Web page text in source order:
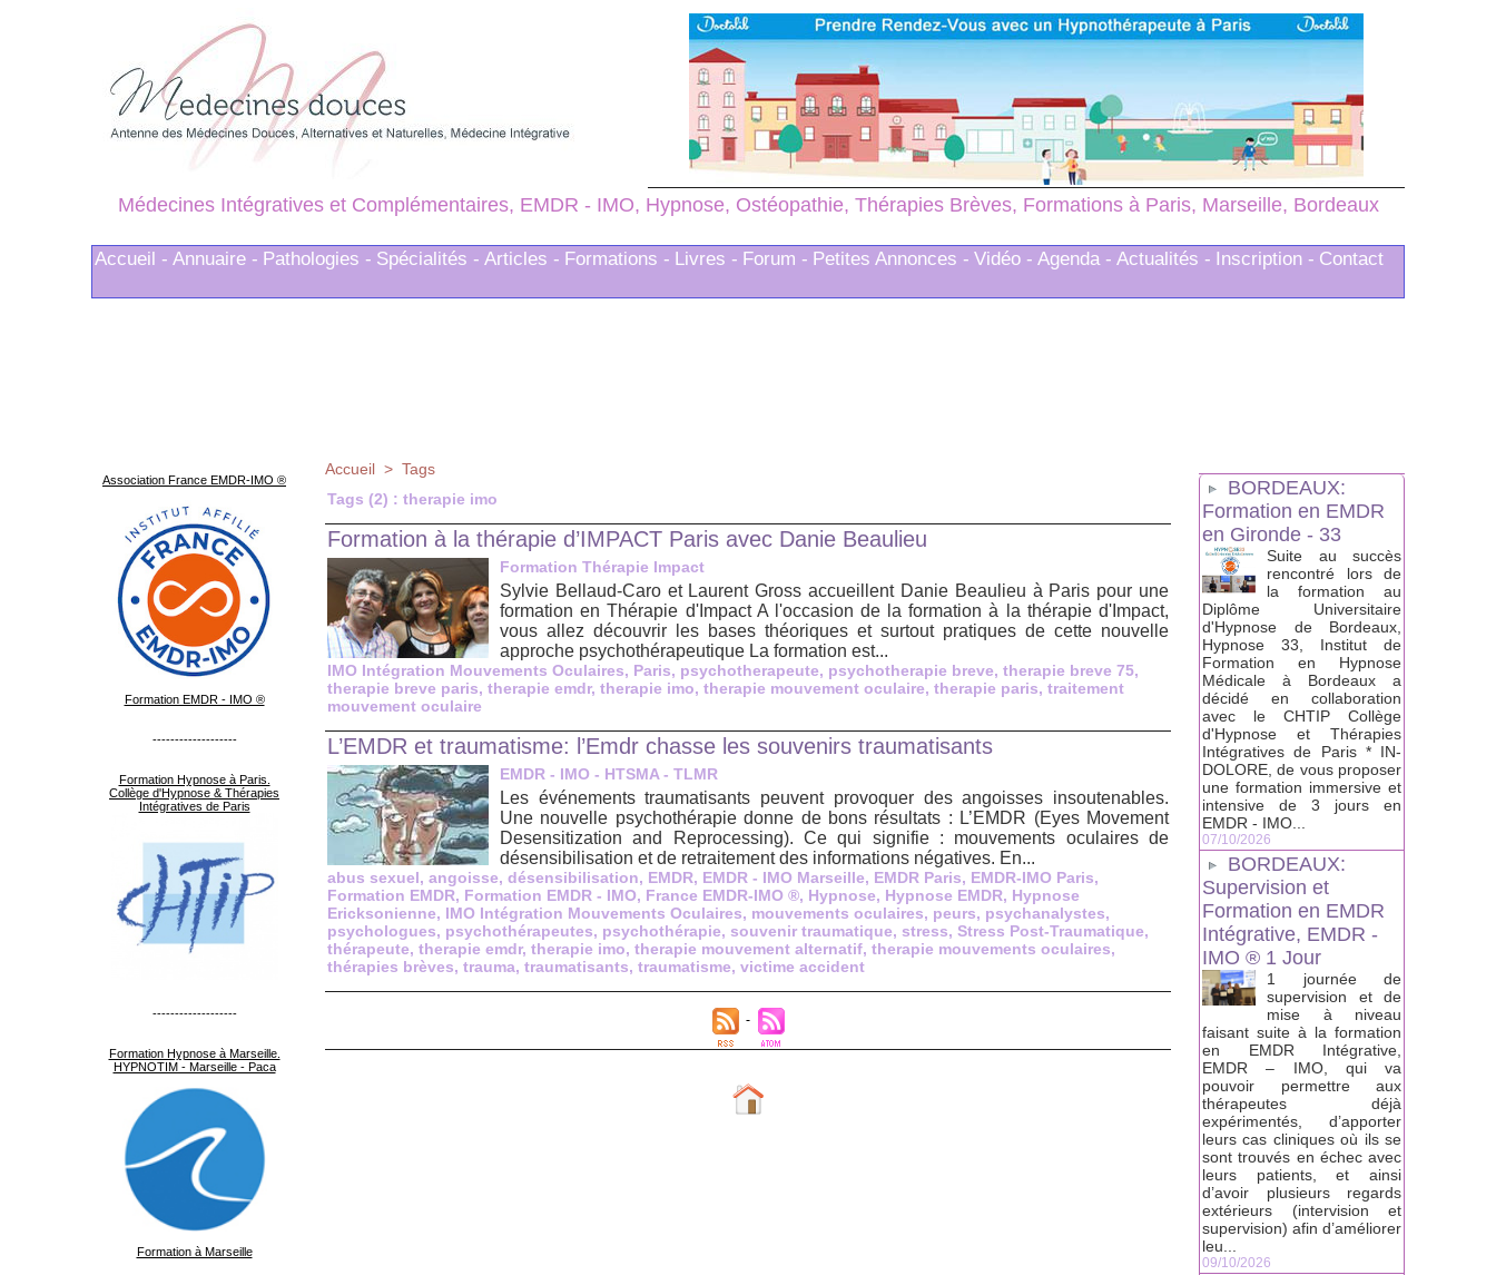
Médecines Intégratives et Complémentaires, EMDR - IMO, Hypnose, Ostéopathie, Thérapies Brèves, Formations à Paris, Marseille, Bordeaux
Accueil - Annuaire - Pathologies - Spécialités - Articles - Formations - Livres - Forum - Petites Annonces - Vidéo - Agenda - Actualités - Inscription - Contact
Association France EMDR-IMO ®
Formation EMDR - IMO ®
-------------------
Formation Hypnose à Paris.
Collège d'Hypnose & Thérapies
Intégratives de Paris
-------------------
Formation Hypnose à Marseille.
HYPNOTIM - Marseille - Paca
Formation à Marseille
Accueil > Tags
Tags (2) : therapie imo
Formation à la thérapie d’IMPACT Paris avec Danie Beaulieu
Formation Thérapie Impact
Sylvie Bellaud-Caro et Laurent Gross accueillent Danie Beaulieu à Paris pour une
formation en Thérapie d'Impact A l'occasion de la formation à la thérapie d'Impact,
vous allez découvrir les bases théoriques et surtout pratiques de cette nouvelle
approche psychothérapeutique La formation est...
IMO Intégration Mouvements Oculaires, Paris, psychotherapeute, psychotherapie breve, therapie breve 75,
therapie breve paris, therapie emdr, therapie imo, therapie mouvement oculaire, therapie paris, traitement
mouvement oculaire
L’EMDR et traumatisme: l’Emdr chasse les souvenirs traumatisants
EMDR - IMO - HTSMA - TLMR
Les événements traumatisants peuvent provoquer des angoisses insoutenables.
Une nouvelle psychothérapie donne de bons résultats : L’EMDR (Eyes Movement
Desensitization and Reprocessing). Ce qui signifie : mouvements oculaires de
désensibilisation et de retraitement des informations négatives. En...
abus sexuel, angoisse, désensibilisation, EMDR, EMDR - IMO Marseille, EMDR Paris, EMDR-IMO Paris,
Formation EMDR, Formation EMDR - IMO, France EMDR-IMO ®, Hypnose, Hypnose EMDR, Hypnose
Ericksonienne, IMO Intégration Mouvements Oculaires, mouvements oculaires, peurs, psychanalystes,
psychologues, psychothérapeutes, psychothérapie, souvenir traumatique, stress, Stress Post-Traumatique,
thérapeute, therapie emdr, therapie imo, therapie mouvement alternatif, therapie mouvements oculaires,
thérapies brèves, trauma, traumatisants, traumatisme, victime accident
BORDEAUX:
Formation en EMDR
en Gironde - 33
Suite au succès
rencontré lors de
la formation au
Diplôme Universitaire
d'Hypnose de Bordeaux,
Hypnose 33, Institut de
Formation en Hypnose
Médicale à Bordeaux a
décidé en collaboration
avec le CHTIP Collège
d'Hypnose et Thérapies
Intégratives de Paris * IN-
DOLORE, de vous proposer
une formation immersive et
intensive de 3 jours en
EMDR - IMO...
07/10/2026
BORDEAUX:
Supervision et
Formation en EMDR
Intégrative, EMDR -
IMO ® 1 Jour
1 journée de
supervision et de
mise à niveau
faisant suite à la formation
en EMDR Intégrative,
EMDR – IMO, qui va
pouvoir permettre aux
thérapeutes déjà
expérimentés, d’apporter
leurs cas cliniques où ils se
sont trouvés en échec avec
leurs patients, et ainsi
d’avoir plusieurs regards
extérieurs (intervision et
supervision) afin d’améliorer
leu...
09/10/2026